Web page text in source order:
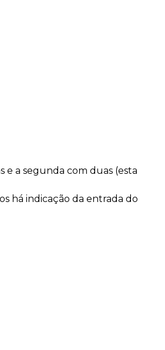
e a segunda com duas (esta
há indicação da entrada do